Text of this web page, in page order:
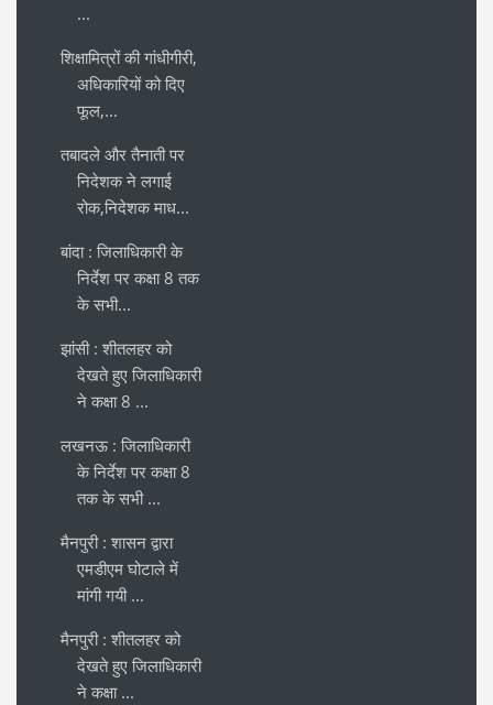
...
शिक्षामित्रों की गांधीगीरी,
अधिकारियों को दिए
फूल,...
तबादले और तैनाती पर
निदेशक ने लगाई
रोक,निदेशक माध...
बांदा : जिलाधिकारी के
निर्देश पर कक्षा 8 तक
के सभी...
झांसी : शीतलहर को
देखते हुए जिलाधिकारी
ने कक्षा 8 ...
लखनऊ : जिलाधिकारी
के निर्देश पर कक्षा 8
तक के सभी ...
मैनपुरी : शासन द्वारा
एमडीएम घोटाले में
मांगी गयी ...
मैनपुरी : शीतलहर को
देखते हुए जिलाधिकारी
ने कक्षा ...